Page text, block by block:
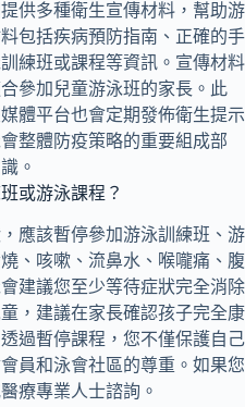
供多種衛生宣傳材料，幫助游
包括疾病預防指南、正確的手
練班或課程等資訊。宣傳材料
參加兒童游泳班的家長。此
體平台也會定期發佈衛生提示
整體防疫策略的重要組成部
。
或游泳課程？
應該暫停參加游泳訓練班、游
、咳嗽、流鼻水、喉嚨痛、腹
建議您至少等待症狀完全消除
，建議在家長確認孩子完全康
過暫停課程，您不僅保護自己
員和泳會社區的尊重。如果您
療專業人士諮詢。